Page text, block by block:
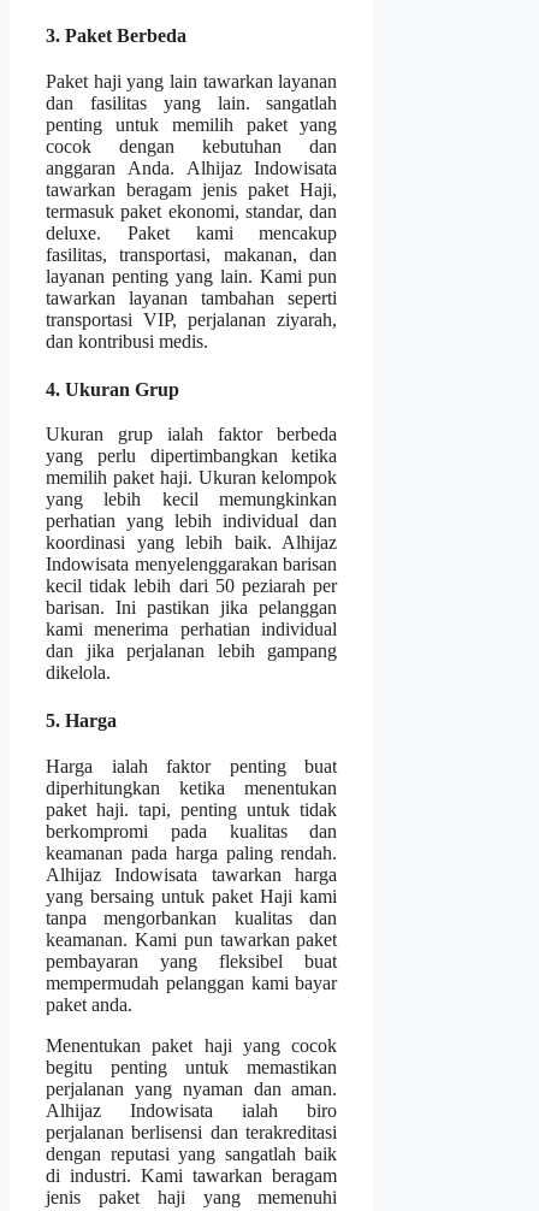
3. Paket Berbeda
Paket haji yang lain tawarkan layanan
dan fasilitas yang lain. sangatlah
penting untuk memilih paket yang
cocok dengan kebutuhan dan
anggaran Anda. Alhijaz Indowisata
tawarkan beragam jenis paket Haji,
termasuk paket ekonomi, standar, dan
deluxe. Paket kami mencakup
fasilitas, transportasi, makanan, dan
layanan penting yang lain. Kami pun
tawarkan layanan tambahan seperti
transportasi VIP, perjalanan ziyarah,
dan kontribusi medis.
4. Ukuran Grup
Ukuran grup ialah faktor berbeda
yang perlu dipertimbangkan ketika
memilih paket haji. Ukuran kelompok
yang lebih kecil memungkinkan
perhatian yang lebih individual dan
koordinasi yang lebih baik. Alhijaz
Indowisata menyelenggarakan barisan
kecil tidak lebih dari 50 peziarah per
barisan. Ini pastikan jika pelanggan
kami menerima perhatian individual
dan jika perjalanan lebih gampang
dikelola.
5. Harga
Harga ialah faktor penting buat
diperhitungkan ketika menentukan
paket haji. tapi, penting untuk tidak
berkompromi pada kualitas dan
keamanan pada harga paling rendah.
Alhijaz Indowisata tawarkan harga
yang bersaing untuk paket Haji kami
tanpa mengorbankan kualitas dan
keamanan. Kami pun tawarkan paket
pembayaran yang fleksibel buat
mempermudah pelanggan kami bayar
paket anda.
Menentukan paket haji yang cocok
begitu penting untuk memastikan
perjalanan yang nyaman dan aman.
Alhijaz Indowisata ialah biro
perjalanan berlisensi dan terakreditasi
dengan reputasi yang sangatlah baik
di industri. Kami tawarkan beragam
jenis paket haji yang memenuhi